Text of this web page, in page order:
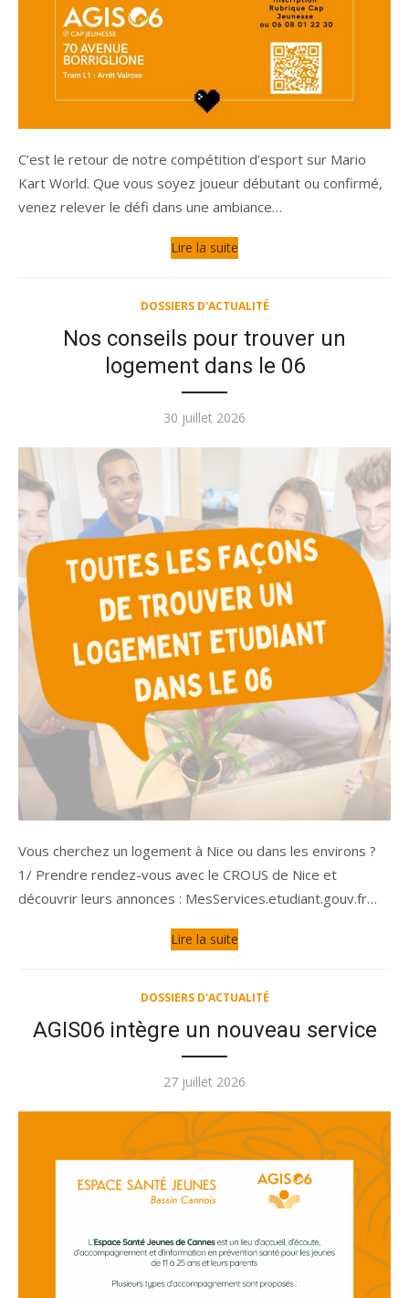
C’est le retour de notre compétition d’esport sur Mario
Kart World. Que vous soyez joueur débutant ou confirmé,
venez relever le défi dans une ambiance…
Lire la suite
DOSSIERS D'ACTUALITÉ
Nos conseils pour trouver un
logement dans le 06
Publié
30 juillet 2026
Vous cherchez un logement à Nice ou dans les environs ?
1/ Prendre rendez-vous avec le CROUS de Nice et
découvrir leurs annonces : MesServices.etudiant.gouv.fr…
Lire la suite
DOSSIERS D'ACTUALITÉ
AGIS06 intègre un nouveau service
Publié
27 juillet 2026